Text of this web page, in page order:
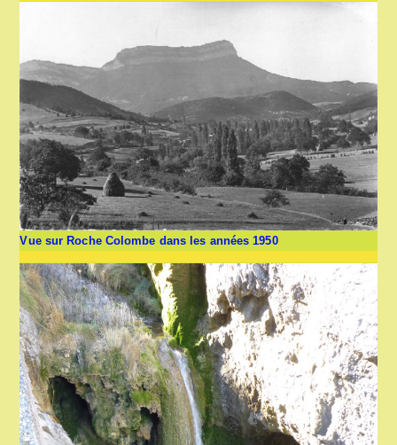
Vue sur Roche Colombe dans les années 1950